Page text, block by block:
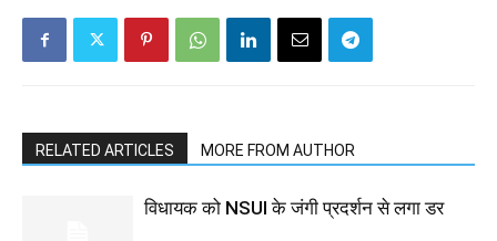
RELATED ARTICLES MORE FROM AUTHOR
विधायक को NSUI के जंगी प्रदर्शन से लगा डर